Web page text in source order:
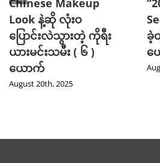
Makeup
နဲ့ဆို လုံးဝ
ောင်းလဲသွားတဲ့ ကိုရီး
းမင်းသမီး ( ၆ )
ောက်
20th, 2025
ခဲ့တဲ့
ယေ